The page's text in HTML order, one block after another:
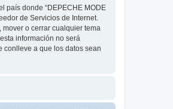
país donde “DEPECHE MODE
de Servicios de Internet.
mover o cerrar cualquier tema
información no será
conlleve a que los datos sean